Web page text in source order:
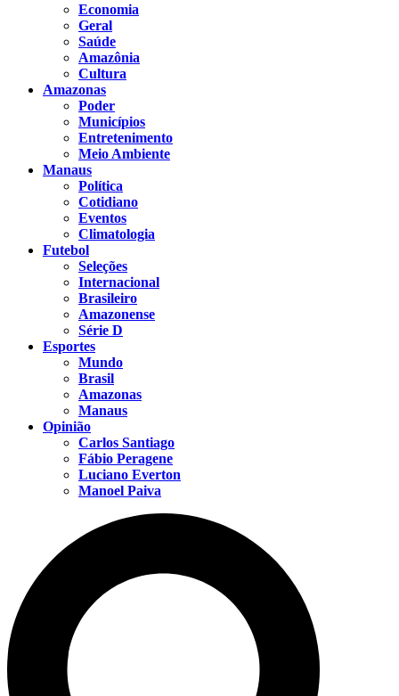
Economia
Geral
Saúde
Amazônia
Cultura
Amazonas
Poder
Municípios
Entretenimento
Meio Ambiente
Manaus
Política
Cotidiano
Eventos
Climatologia
Futebol
Seleções
Internacional
Brasileiro
Amazonense
Série D
Esportes
Mundo
Brasil
Amazonas
Manaus
Opinião
Carlos Santiago
Fábio Peragene
Luciano Everton
Manoel Paiva